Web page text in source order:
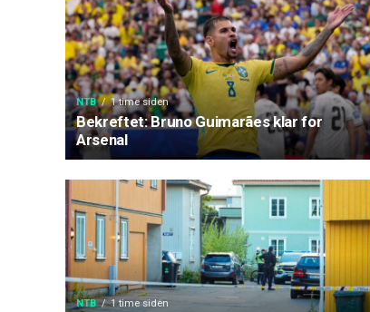
NTB 1 time siden
Bekreftet: Bruno Guimarães klar for
Arsenal
NTB 1 time siden